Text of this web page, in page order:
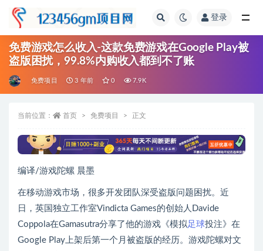
登录
免费游戏怎么收入-这款免费游戏在Google Play被
盗版困扰，99.8%内购收入都到不了账
免费项目 3 年前 0 7.9K
当前位置： 首页 免费项目 正文
编译/游戏陀螺 晨墨
在移动游戏市场，很多开发团队深受盗版问题困扰。近
日，英国独立工作室Vindicta Games的创始人Davide
Coppola在Gamasutra分享了他的游戏《模拟足球投注》在
Google Play上架后第一个月被盗版的经历。游戏陀螺对文